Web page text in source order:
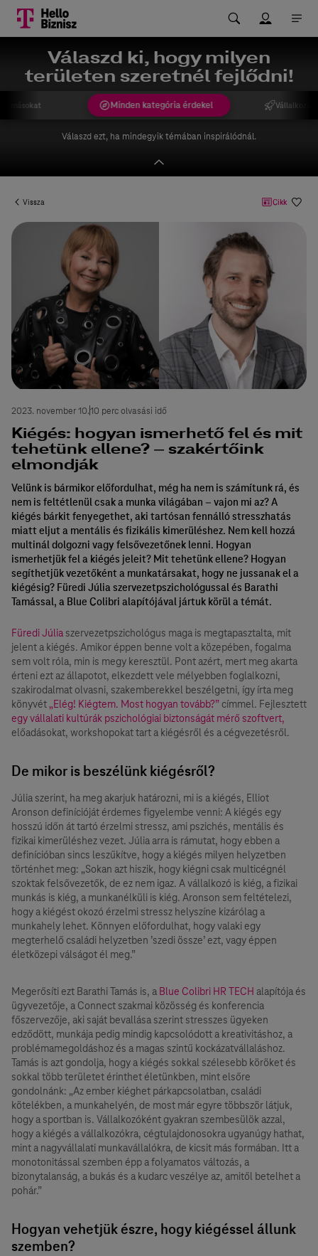
Válaszd ki, hogy milyen
területen szeretnél fejlődni!
Minden kategória érdekel
másokat
Válaszd ezt, ha mindegyik témában inspirálódnál.
Vissza Cikk
Kiégés: hogyan ismerhető fel és mit
tehetünk ellene? – szakértőink
elmondják
Velünk is bármikor előfordulhat, még ha nem is számítunk rá, és
nem is feltétlenül csak a munka világában – vajon mi az? A
kiégés bárkit fenyegethet, aki tartósan fennálló stresszhatás
miatt eljut a mentális és fizikális kimerüléshez. Nem kell hozzá
multinál dolgozni vagy felsővezetőnek lenni. Hogyan
ismerhetjük fel a kiégés jeleit? Mit tehetünk ellene? Hogyan
segíthetjük vezetőként a munkatársakat, hogy ne jussanak el a
kiégésig? Füredi Júlia szervezetpszichológussal és Barathi
Tamással, a Blue Colibri alapítójával jártuk körül a témát.
2023. november 10.10 perc olvasási idő
Füredi Júlia szervezetpszichológus maga is megtapasztalta, mit
jelent a kiégés. Amikor éppen benne volt a közepében, fogalma
sem volt róla, min is megy keresztül. Pont azért, mert meg akarta
érteni ezt az állapotot, elkezdett vele mélyebben foglalkozni,
szakirodalmat olvasni, szakemberekkel beszélgetni, így írta meg
könyvét „Elég! Kiégtem. Most hogyan tovább?” címmel. Fejlesztett
egy vállalati kultúrák pszichológiai biztonságát mérő szoftvert,
előadásokat, workshopokat tart a kiégésről és a cégvezetésről.
De mikor is beszélünk kiégésről?
Júlia szerint, ha meg akarjuk határozni, mi is a kiégés, Elliot
Aronson definícióját érdemes figyelembe venni: A kiégés egy
hosszú időn át tartó érzelmi stressz, ami pszichés, mentális és
fizikai kimerüléshez vezet. Júlia arra is rámutat, hogy ebben a
definícióban sincs leszűkítve, hogy a kiégés milyen helyzetben
történhet meg: „Sokan azt hiszik, hogy kiégni csak multicégnél
szoktak felsővezetők, de ez nem igaz. A vállalkozó is kiég, a fizikai
munkás is kiég, a munkanélküli is kiég. Aronson sem feltételezi,
hogy a kiégést okozó érzelmi stressz helyszíne kizárólag a
munkahely lehet. Könnyen előfordulhat, hogy valaki egy
megterhelő családi helyzetben ’szedi össze’ ezt, vagy éppen
életközepi válságot él meg.”
Megerősíti ezt Barathi Tamás is, a Blue Colibri HR TECH alapítója és
ügyvezetője, a Connect szakmai közösség és konferencia
főszervezője, aki saját bevallása szerint stresszes ügyeken
edződött, munkája pedig mindig kapcsolódott a kreativitáshoz, a
problémamegoldáshoz és a magas szintű kockázatvállaláshoz.
Tamás is azt gondolja, hogy a kiégés sokkal szélesebb köröket és
sokkal több területet érinthet életünkben, mint elsőre
gondolnánk: „Az ember kiéghet párkapcsolatban, családi
kötelékben, a munkahelyén, de most már egyre többször látjuk,
hogy a sportban is. Vállalkozóként gyakran szembesülök azzal,
hogy a kiégés a vállalkozókra, cégtulajdonosokra ugyanúgy hathat,
mint a nagyvállalati munkavállalókra, de kicsit más formában. Itt a
monotonitással szemben épp a folyamatos változás, a
bizonytalanság, a bukás és a kudarc veszélye az, amitől betelhet a
pohár.”
Hogyan vehetjük észre, hogy kiégéssel állunk
szemben?